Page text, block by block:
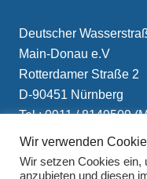
Deutscher
Main-Donau e.V
Rotterdamer Straße 2
D-90451 Nürnberg
Tel.: 0911 / 8149509
E-Mail:
Wir verwenden
Wir setzen Cookies ein,
anzubieten und diesen